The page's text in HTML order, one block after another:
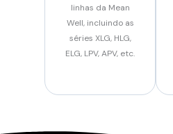
linhas da Mean
Well, incluindo as
séries XLG, HLG,
ELG, LPV, APV, etc.